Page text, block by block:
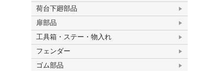
荷台下廻部品
扉部品
工具箱・ステー・物入れ
フェンダー
ゴム部品